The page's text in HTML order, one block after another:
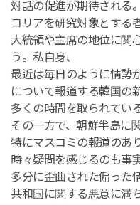
対話の促進が期待される。
コリアを研究対象とする
大統領や主席の地位に関
う。私自身、
最近は毎日のように情勢
について報道する韓国の
多くの時間を取られている
その一方で、朝鮮半島に
特にマスコミの報道のあ
時々疑問を感じるのも事
多分に歪曲された偏った
共和国に関する悪意に満